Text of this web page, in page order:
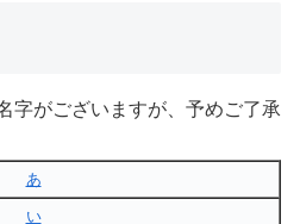
字がございますが、予めご了承
あ
い